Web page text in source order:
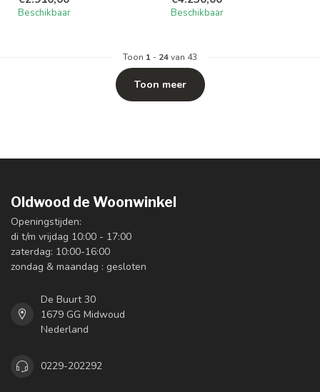
Beschikbaar Beschikbaar
Toon 1 - 24van 43
Toon meer
Oldwood de Woonwinkel
Openingstijden:
di t/m vrijdag 10:00 - 17:00
zaterdag: 10:00-16:00
zondag & maandag : gesloten
De Buurt 30
1679 GG Midwoud
Nederland
0229-202292